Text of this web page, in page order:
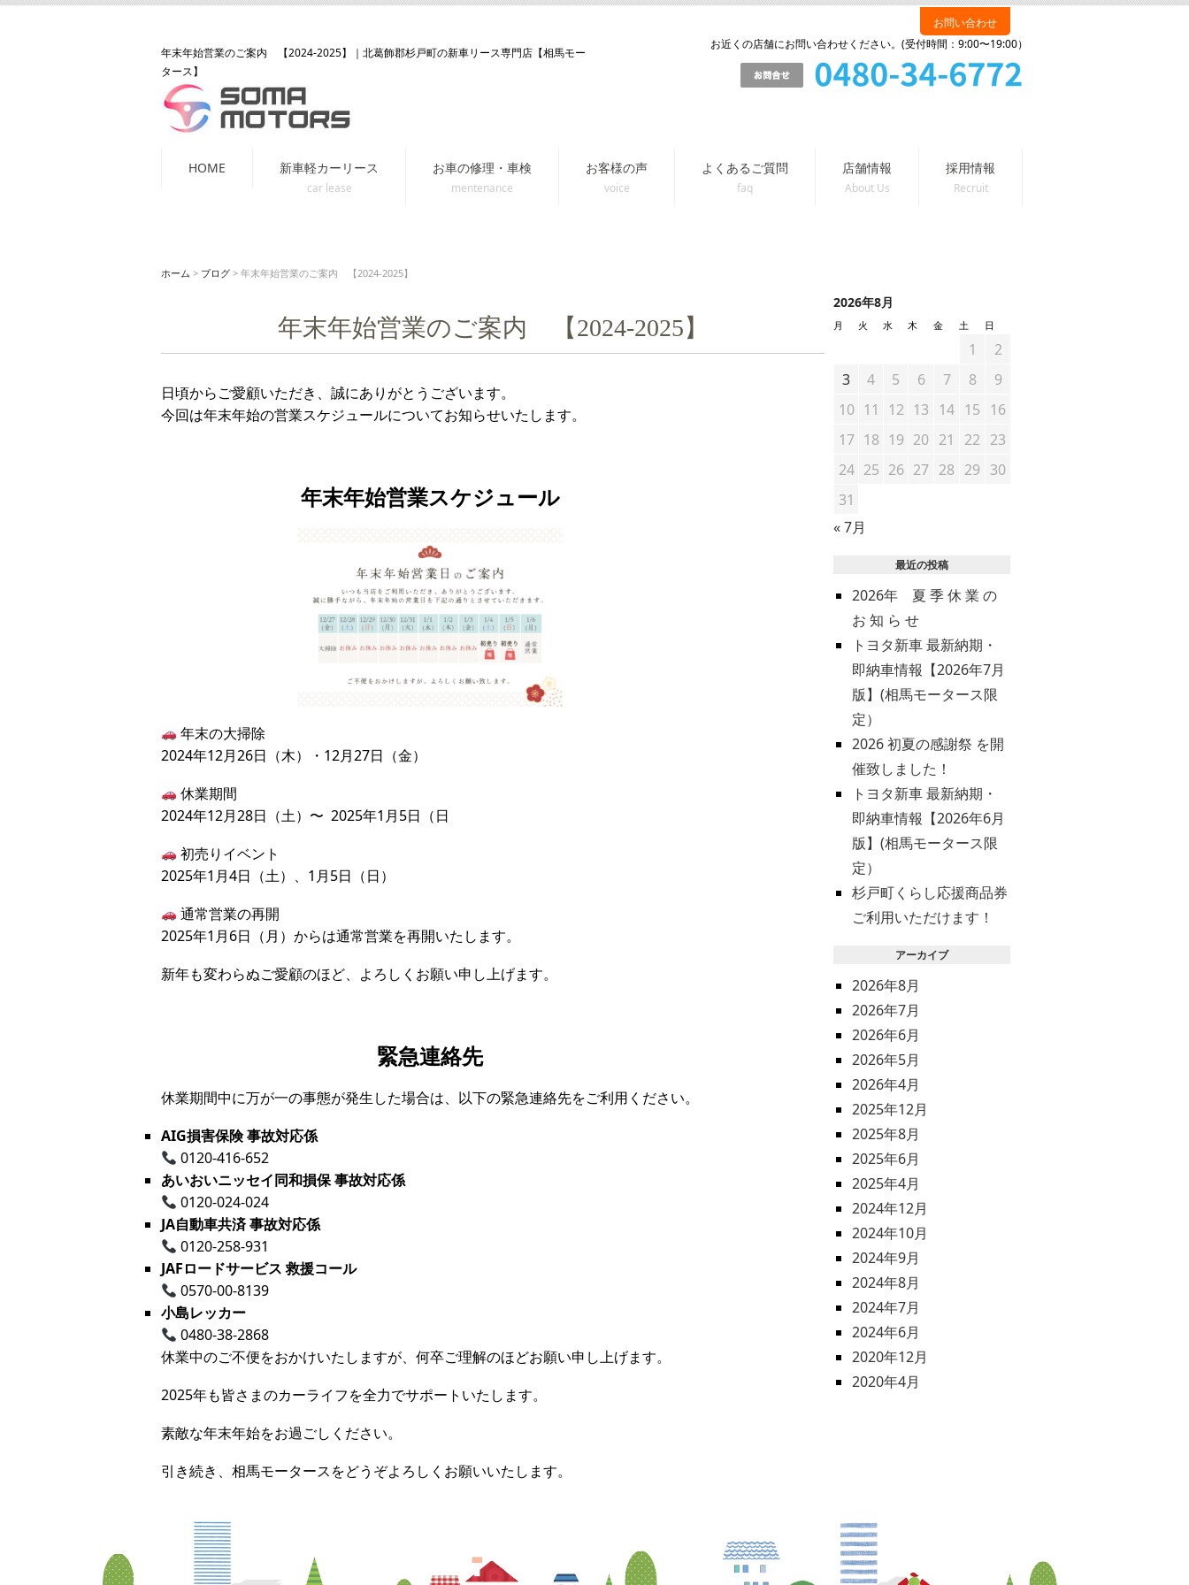
お問い合わせ
年末年始営業のご案内 【2024-2025】
｜北葛飾郡杉戸町の新車リース専門店【相馬モー
タース】
お近くの店舗にお問い合わせください。(受付時間：9:00〜19:00）
コ
ツ
プ
HOME 新車軽カーリース お車の修理・車検 お客様の声 よくあるご質問 店舗情報 採用情報
ホーム > ブログ > 年末年始営業のご案内 【2024-2025】
年末年始営業のご案内 【2024-2025】
日頃からご愛顧いただき、誠にありがとうございます。
今回は年末年始の営業スケジュールについてお知らせいたします。
年末年始営業スケジュール
年末の大掃除
2024年12月26日（木）・12月27日（金）
休業期間
2024年12月28日（土）〜 2025年1月5日（日
初売りイベント
2025年1月4日（土）、1月5日（日）
通常営業の再開
2025年1月6日（月）からは通常営業を再開いたします。
新年も変わらぬご愛顧のほど、よろしくお願い申し上げます。
緊急連絡先
休業期間中に万が一の事態が発生した場合は、以下の緊急連絡先をご利用ください。
AIG損害保険 事故対応係
0120-416-652
あいおいニッセイ同和損保 事故対応係
0120-024-024
JA自動車共済 事故対応係
0120-258-931
JAFロードサービス 救援コール
0570-00-8139
小島レッカー
0480-38-2868
休業中のご不便をおかけいたしますが、何卒ご理解のほどお願い申し上げます。
2025年も皆さまのカーライフを全力でサポートいたします。
素敵な年末年始をお過ごしください。
引き続き、相馬モータースをどうぞよろしくお願いいたします。
2026年8月
月 火 水 木 金 土 日
1
2
3
4 5 6 7 8
9
10 11 12 13 14 15 16
17 18 19 20 21 22 23
24 25 26 27 28 29 30
31
« 7月
最近の投稿
2026年 夏 季 休 業 の
お 知 ら せ
トヨタ新車 最新納期・
即納車情報【2026年7月
版】(相馬モータース限
定）
2026 初夏の感謝祭 を開
催致しました！
トヨタ新車 最新納期・
即納車情報【2026年6月
版】(相馬モータース限
定）
杉戸町くらし応援商品券
ご利用いただけます！
アーカイブ
2026年8月
2026年7月
2026年6月
2026年5月
2026年4月
2025年12月
2025年8月
2025年6月
2025年4月
2024年12月
2024年10月
2024年9月
2024年8月
2024年7月
2024年6月
2020年12月
2020年4月